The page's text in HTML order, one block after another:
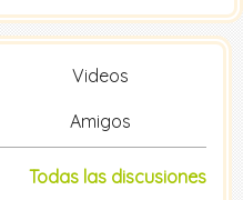
Videos
Amigos
Todas las discusiones